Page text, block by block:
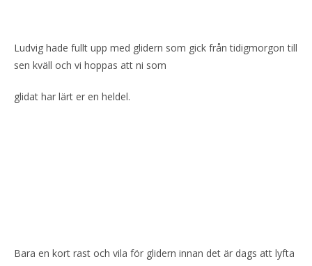
Ludvig hade fullt upp med glidern som gick från tidigmorgon till
sen kväll och vi hoppas att ni som
glidat har lärt er en heldel.
Bara en kort rast och vila för glidern innan det är dags att lyfta